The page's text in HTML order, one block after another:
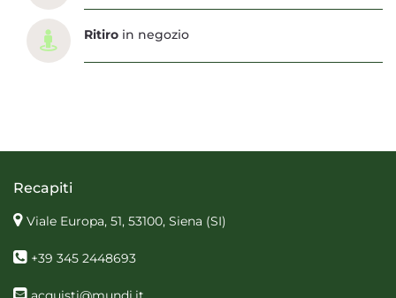
Ritiro in negozio
Recapiti
Viale Europa, 51, 53100, Siena (SI)
+39 345 2448693